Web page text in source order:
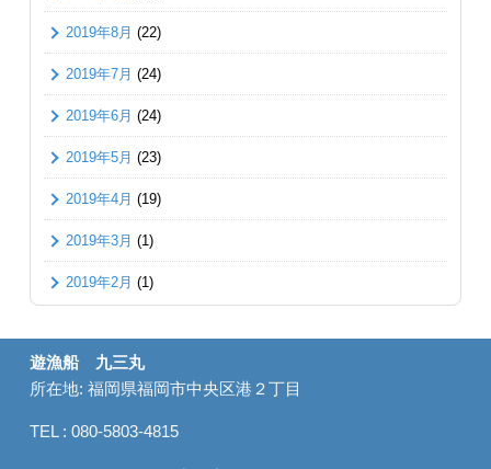
2019年8月 (22)
2019年7月 (24)
2019年6月 (24)
2019年5月 (23)
2019年4月 (19)
2019年3月 (1)
2019年2月 (1)
遊漁船 九三丸
所在地: 福岡県福岡市中央区港２丁目
TEL : 080-5803-4815